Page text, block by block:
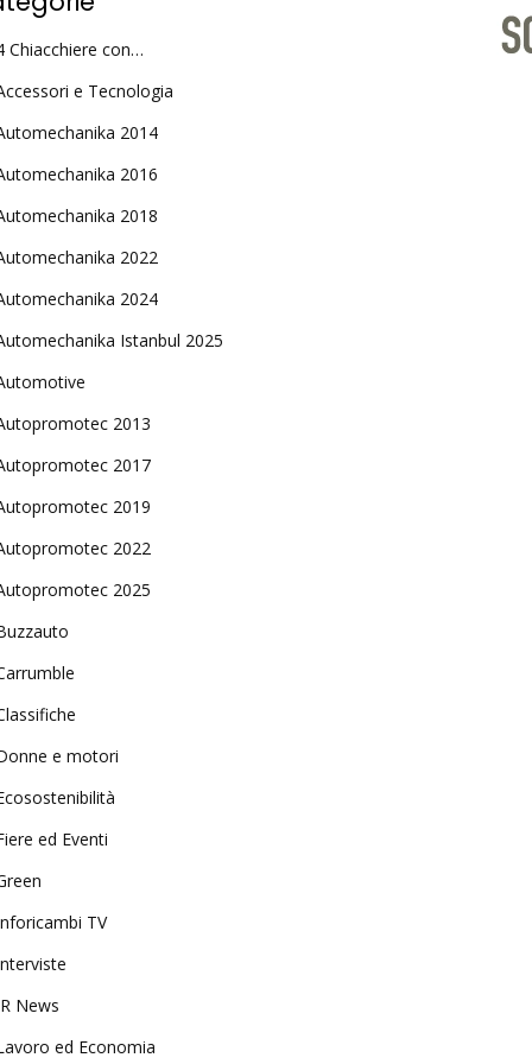
Chiacchiere con…
e Tecnologia
2014
2016
2018
2022
2024
Istanbul 2025
2013
2017
2019
2022
2025
e motori
ed Eventi
TV
News
ed Economia